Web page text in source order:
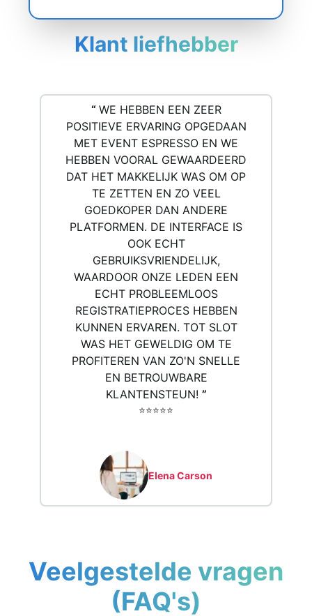
Klant liefhebber
“ WE HEBBEN EEN ZEER
POSITIEVE ERVARING OPGEDAAN
MET EVENT ESPRESSO EN WE
HEBBEN VOORAL GEWAARDEERD
DAT HET MAKKELIJK WAS OM OP
TE ZETTEN EN ZO VEEL
GOEDKOPER DAN ANDERE
PLATFORMEN. DE INTERFACE IS
OOK ECHT
GEBRUIKSVRIENDELIJK,
WAARDOOR ONZE LEDEN EEN
ECHT PROBLEEMLOOS
REGISTRATIEPROCES HEBBEN
KUNNEN ERVAREN. TOT SLOT
WAS HET GEWELDIG OM TE
PROFITEREN VAN ZO'N SNELLE
EN BETROUWBARE
KLANTENSTEUN! ”
⭐️⭐️⭐️⭐️⭐️
Elena Carson
Veelgestelde vragen
(FAQ's)